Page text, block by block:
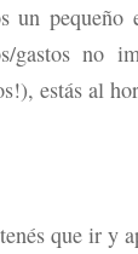
un pequeño
gastos no
estás al
que ir y